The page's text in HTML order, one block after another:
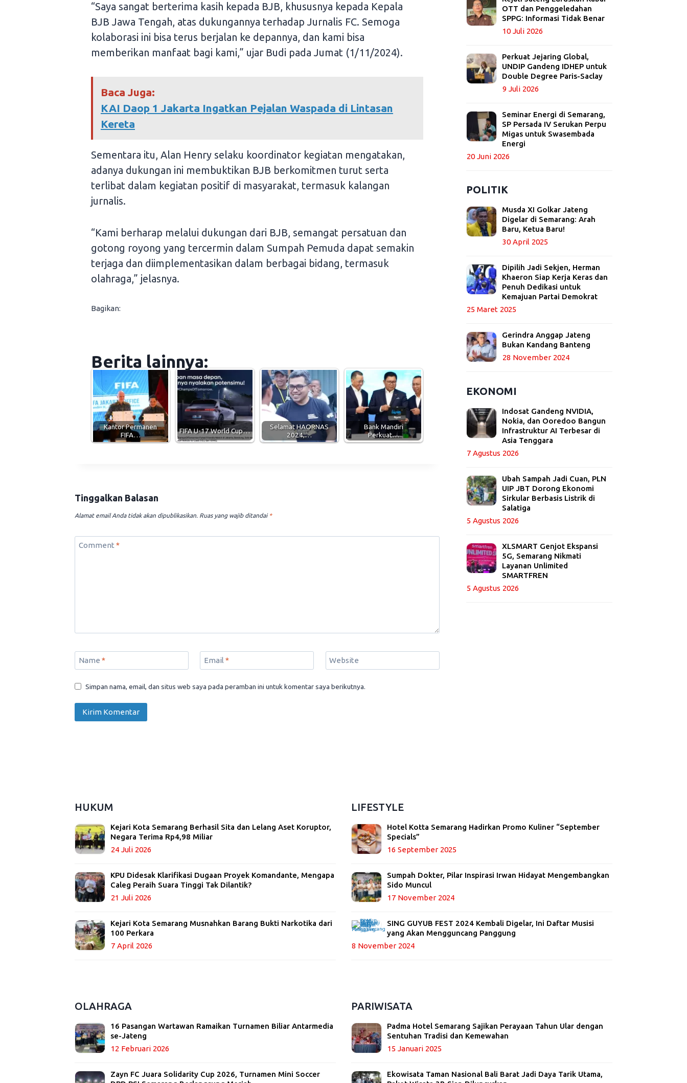
“Saya sangat berterima kasih kepada BJB, khususnya kepada Kepala
BJB Jawa Tengah, atas dukungannya terhadap Jurnalis FC. Semoga
kolaborasi ini bisa terus berjalan ke depannya, dan kami bisa
memberikan manfaat bagi kami,” ujar Budi pada Jumat (1/11/2024).
Baca Juga:
KAI Daop 1 Jakarta Ingatkan Pejalan Waspada di Lintasan
Kereta
Sementara itu, Alan Henry selaku koordinator kegiatan mengatakan,
adanya dukungan ini membuktikan BJB berkomitmen turut serta
terlibat dalam kegiatan positif di masyarakat, termasuk kalangan
jurnalis.
“Kami berharap melalui dukungan dari BJB, semangat persatuan dan
gotong royong yang tercermin dalam Sumpah Pemuda dapat semakin
terjaga dan diimplementasikan dalam berbagai bidang, termasuk
olahraga,” jelasnya.
Bagikan:
Berita lainnya:
Kantor Permanen
FIFA…
FIFA U-17 World Cup…
Selamat HAORNAS
2024,…
Bank Mandiri
Perkuat…
Tinggalkan Balasan
Alamat email Anda tidak akan dipublikasikan. Ruas yang wajib ditandai *
Comment *
Name * Email * Website
Simpan nama, email, dan situs web saya pada peramban ini untuk komentar saya berikutnya.
OTT dan Penggeledahan
SPPG: Informasi Tidak Benar
10 Juli 2026
Perkuat Jejaring Global,
UNDIP Gandeng IDHEP untuk
Double Degree Paris-Saclay
9 Juli 2026
Seminar Energi di Semarang,
SP Persada IV Serukan Perpu
Migas untuk Swasembada
Energi
20 Juni 2026
POLITIK
Musda XI Golkar Jateng
Digelar di Semarang: Arah
Baru, Ketua Baru!
30 April 2025
Dipilih Jadi Sekjen, Herman
Khaeron Siap Kerja Keras dan
Penuh Dedikasi untuk
Kemajuan Partai Demokrat
25 Maret 2025
Gerindra Anggap Jateng
Bukan Kandang Banteng
28 November 2024
EKONOMI
Indosat Gandeng NVIDIA,
Nokia, dan Ooredoo Bangun
Infrastruktur AI Terbesar di
Asia Tenggara
7 Agustus 2026
Ubah Sampah Jadi Cuan, PLN
UIP JBT Dorong Ekonomi
Sirkular Berbasis Listrik di
Salatiga
5 Agustus 2026
XLSMART Genjot Ekspansi
5G, Semarang Nikmati
Layanan Unlimited
SMARTFREN
5 Agustus 2026
HUKUM
Kejari Kota Semarang Berhasil Sita dan Lelang Aset Koruptor,
Negara Terima Rp4,98 Miliar
24 Juli 2026
KPU Didesak Klarifikasi Dugaan Proyek Komandante, Mengapa
Caleg Peraih Suara Tinggi Tak Dilantik?
21 Juli 2026
Kejari Kota Semarang Musnahkan Barang Bukti Narkotika dari
100 Perkara
7 April 2026
LIFESTYLE
Hotel Kotta Semarang Hadirkan Promo Kuliner “September
Specials”
16 September 2025
Sumpah Dokter, Pilar Inspirasi Irwan Hidayat Mengembangkan
Sido Muncul
17 November 2024
SING GUYUB FEST 2024 Kembali Digelar, Ini Daftar Musisi
yang Akan Mengguncang Panggung
8 November 2024
OLAHRAGA
16 Pasangan Wartawan Ramaikan Turnamen Biliar Antarmedia
se-Jateng
12 Februari 2026
Zayn FC Juara Solidarity Cup 2026, Turnamen Mini Soccer
PARIWISATA
Padma Hotel Semarang Sajikan Perayaan Tahun Ular dengan
Sentuhan Tradisi dan Kemewahan
15 Januari 2025
Ekowisata Taman Nasional Bali Barat Jadi Daya Tarik Utama,